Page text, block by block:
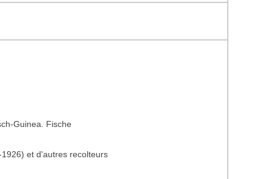
Guinea. Fische
et d'autres recolteurs